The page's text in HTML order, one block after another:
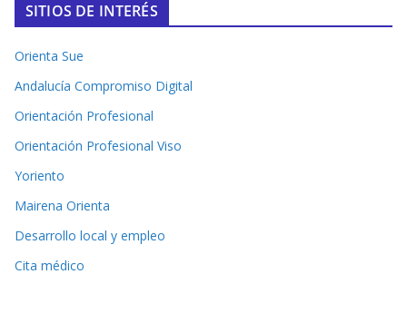
SITIOS DE INTERÉS
Orienta Sue
Andalucía Compromiso Digital
Orientación Profesional
Orientación Profesional Viso
Yoriento
Mairena Orienta
Desarrollo local y empleo
Cita médico